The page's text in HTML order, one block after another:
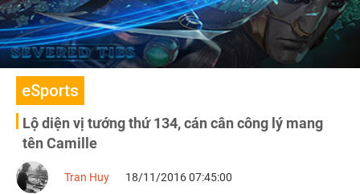
eSports
Lộ diện vị tướng thứ 134, cán cân công lý mang
tên Camille
Tran Huy 18/11/2016 07:45:00